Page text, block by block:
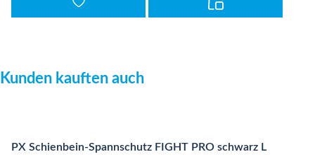
Produktgalerie überspringen
Kunden kauften auch
PX Schienbein-Spannschutz FIGHT PRO schwarz L